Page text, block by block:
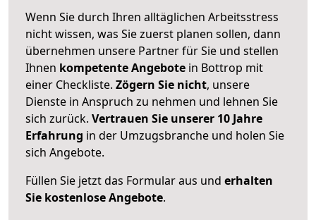
Wenn Sie durch Ihren alltäglichen Arbeitsstress
nicht wissen, was Sie zuerst planen sollen, dann
übernehmen unsere Partner für Sie und stellen
Ihnen kompetente Angebote in Bottrop mit
einer Checkliste. Zögern Sie nicht, unsere
Dienste in Anspruch zu nehmen und lehnen Sie
sich zurück. Vertrauen Sie unserer 10 Jahre
Erfahrung in der Umzugsbranche und holen Sie
sich Angebote.
Füllen Sie jetzt das Formular aus und erhalten
Sie kostenlose Angebote.